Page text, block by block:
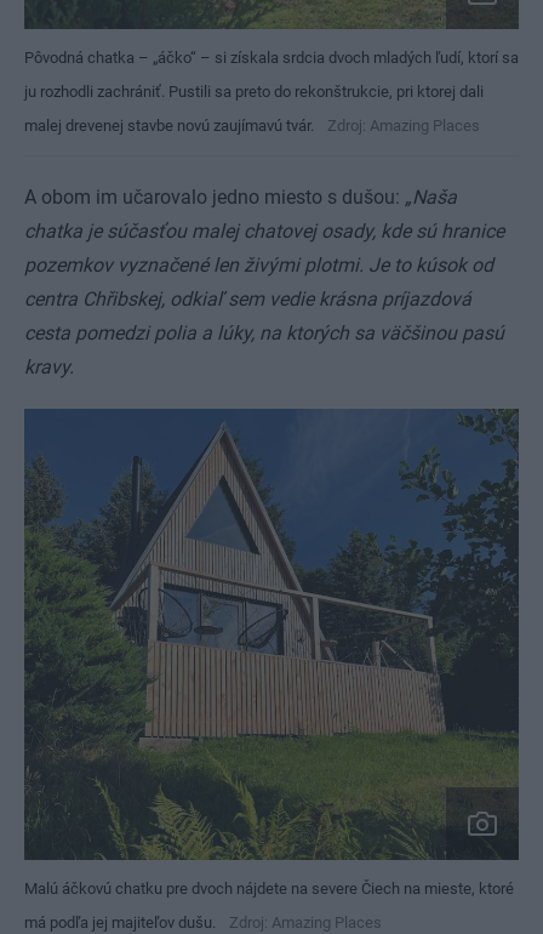
Pôvodná chatka – „áčko“ – si získala srdcia dvoch mladých ľudí, ktorí sa
ju rozhodli zachrániť. Pustili sa preto do rekonštrukcie, pri ktorej dali
malej drevenej stavbe novú zaujímavú tvár.
Zdroj: Amazing Places
A obom im učarovalo jedno miesto s dušou: „Naša
chatka je súčasťou malej chatovej osady, kde sú hranice
pozemkov vyznačené len živými plotmi. Je to kúsok od
centra Chřibskej, odkiaľ sem vedie krásna príjazdová
cesta pomedzi polia a lúky, na ktorých sa väčšinou pasú
kravy.
Malú áčkovú chatku pre dvoch nájdete na severe Čiech na mieste, ktoré
má podľa jej majiteľov dušu.
Zdroj: Amazing Places